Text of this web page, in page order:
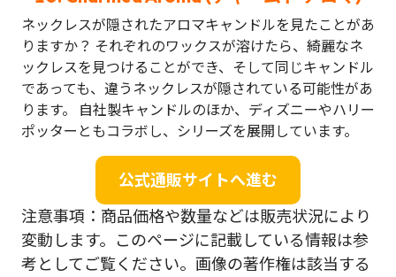
ネックレスが隠されたアロマキャンドルを見たことがあ
りますか？ それぞれのワックスが溶けたら、綺麗なネ
ックレスを見つけることができ、そして同じキャンドル
であっても、違うネックレスが隠されている可能性があ
ります。 自社製キャンドルのほか、ディズニーやハリー
ポッターともコラボし、シリーズを展開しています。
公式通販サイトへ進む
注意事項：商品価格や数量などは販売状況により
変動します。このページに記載している情報は参
考としてご覧ください。画像の著作権は該当する